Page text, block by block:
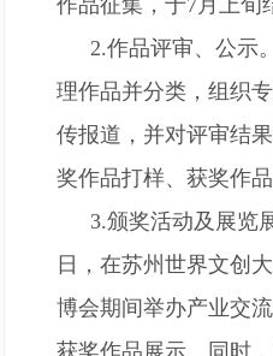
作品征集，于7月上旬
2.作品评审、公示
理作品并分类，组织
传报道，并对评审结
奖作品打样、获奖作品
3.颁奖活动及展览
日，在苏州世界文创
博会期间举办产业交
获奖作品展示。同时